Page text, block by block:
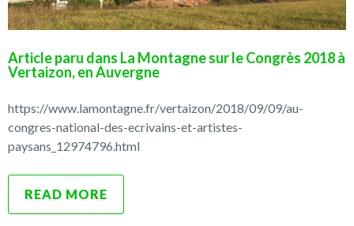
Article paru dans La Montagne sur le Congrès 2018 à
Vertaizon, en Auvergne
https://www.lamontagne.fr/vertaizon/2018/09/09/au-
congres-national-des-ecrivains-et-artistes-
paysans_12974796.html
READ MORE